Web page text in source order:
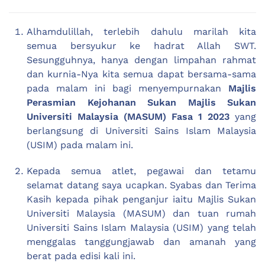
Alhamdulillah, terlebih dahulu marilah kita
semua bersyukur ke hadrat Allah SWT.
Sesungguhnya, hanya dengan limpahan rahmat
dan kurnia-Nya kita semua dapat bersama-sama
pada malam ini bagi menyempurnakan Majlis
Perasmian Kejohanan Sukan Majlis Sukan
Universiti Malaysia (MASUM) Fasa 1 2023 yang
berlangsung di Universiti Sains Islam Malaysia
(USIM) pada malam ini.
Kepada semua atlet, pegawai dan tetamu
selamat datang saya ucapkan. Syabas dan Terima
Kasih kepada pihak penganjur iaitu Majlis Sukan
Universiti Malaysia (MASUM) dan tuan rumah
Universiti Sains Islam Malaysia (USIM) yang telah
menggalas tanggungjawab dan amanah yang
berat pada edisi kali ini.